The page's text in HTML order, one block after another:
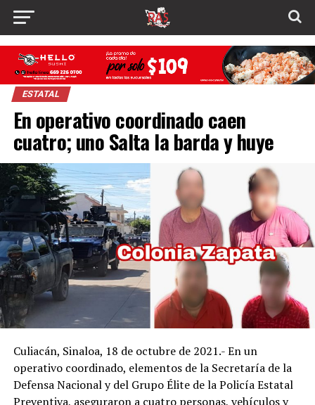
ESTATAL
En operativo coordinado caen
cuatro; uno Salta la barda y huye
Culiacán, Sinaloa, 18 de octubre de 2021.- En un
operativo coordinado, elementos de la Secretaría de la
Defensa Nacional y del Grupo Élite de la Policía Estatal
Preventiva, aseguraron a cuatro personas, vehículos y